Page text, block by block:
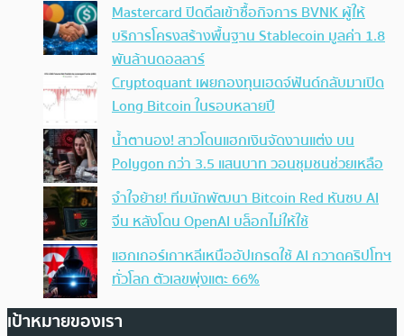
Mastercard ปิดดีลเข้าซื้อกิจการ BVNK ผู้ให้
บริการโครงสร้างพื้นฐาน Stablecoin มูลค่า 1.8
พันล้านดอลลาร์
Cryptoquant เผยกองทุนเฮดจ์ฟันด์กลับมาเปิด
Long Bitcoin ในรอบหลายปี
น้ำตานอง! สาวโดนแฮกเงินจัดงานแต่ง บน
Polygon กว่า 3.5 แสนบาท วอนชุมชนช่วยเหลือ
จำใจย้าย! ทีมนักพัฒนา Bitcoin Red หันซบ AI
จีน หลังโดน OpenAI บล็อกไม่ให้ใช้
แฮกเกอร์เกาหลีเหนืออัปเกรดใช้ AI กวาดคริปโทฯ
ทั่วโลก ตัวเลขพุ่งแตะ 66%
เป้าหมายของเรา